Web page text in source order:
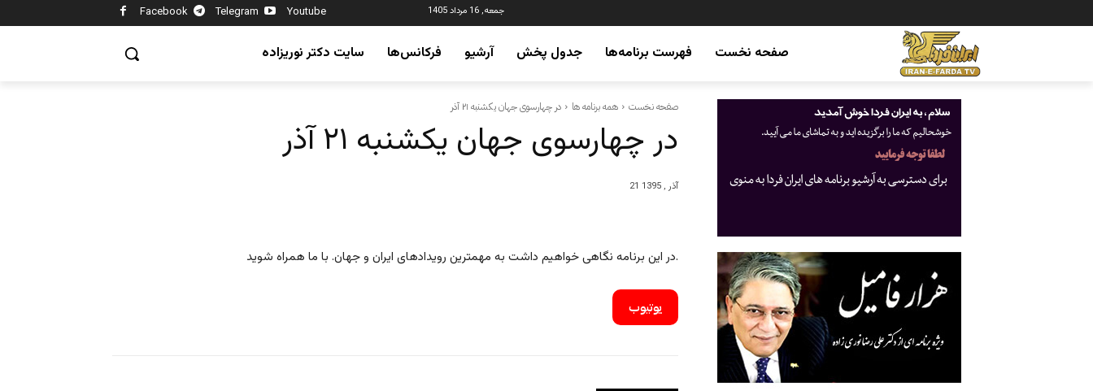
Facebook Telegram Youtube جمعه, 16 مرداد 1405
صفحه نخست فهرست برنامه‌ها جدول پخش آرشیو فرکانس‌ها سایت دکتر نوریزاده
صفحه نخست همه برنامه ها در چهارسوی جهان یکشنبه ۲۱ آذر
در چهارسوی جهان یکشنبه ۲۱ آذر
21 آذر , 1395
در این برنامه نگاهی خواهیم داشت به مهمترین رویدادهای ایران و جهان. با ما همراه شوید.
یوتیوب